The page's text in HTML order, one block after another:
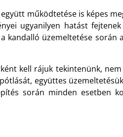
működtetése is képes
ugyanilyen hatást
kandalló üzemeltetése során
kell rájuk tekintenünk,
együttes
során minden esetben